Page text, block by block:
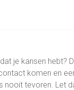
je kansen hebt?
komen en
tevoren. Let